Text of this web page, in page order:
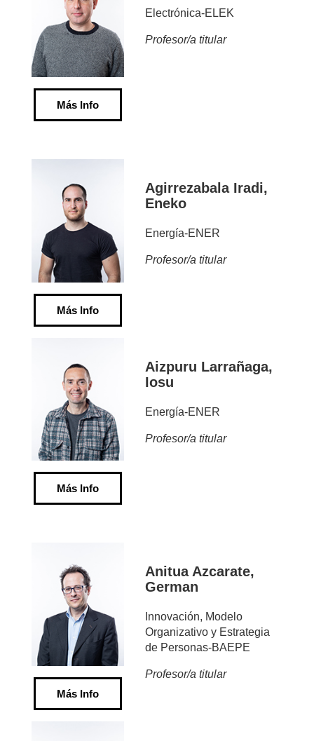
Más Info
Electrónica-ELEK
Profesor/a titular
Más Info
Agirrezabala Iradi,
Eneko
Energía-ENER
Profesor/a titular
Más Info
Aizpuru Larrañaga,
Iosu
Energía-ENER
Profesor/a titular
Más Info
Anitua Azcarate,
German
Innovación, Modelo
Organizativo y Estrategia
de Personas-BAEPE
Profesor/a titular